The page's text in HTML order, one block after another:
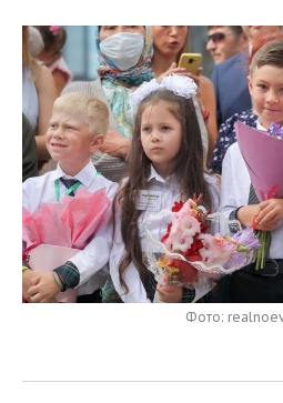
КОМУ ПРИНАДЛЕЖАТ
ТОРГОВЫЕ ЦЕНТРЫ
ТАТАРСТАНА
БЮДЖЕТ
ИНВЕСТИЦИИ
АГРОПРОМ
МАШИНОСТРОЕНИЕ
НЕФТЕХИМИЯ
НЕФТЬ
ОПК
ЭНЕРГЕТИКА
НОВОСТИ АВТО
БИЗНЕС
НОВОСТИ БИЗНЕСА
РОЗНИЧНАЯ ТОРГОВЛЯ
ТРАНСПОРТ
УСЛУГИ
ТЕХНОЛОГИИ
НОВОСТИ ТЕХНОЛОГИЙ
IT
МЕДИА
ТЕЛЕКОММУНИКАЦИИ
МЕРОПРИЯТИЯ
НОВОСТИ МЕРОПРИЯТИЙ
ВЫЕЗДНАЯ РЕДАКЦИЯ
СПОРТ
НОВОСТИ СПОРТА
ОБЩЕСТВО
НОВОСТИ ОБЩЕСТВА
Фото: